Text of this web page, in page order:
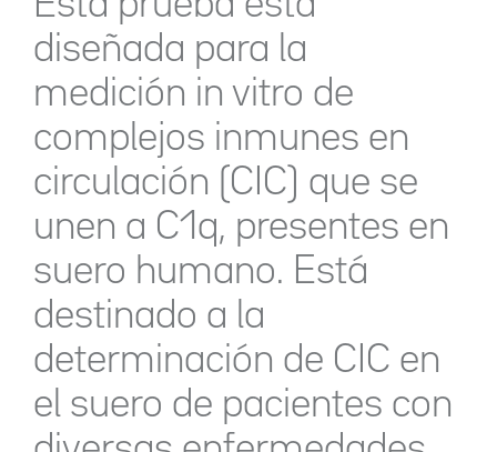
diseñada para la
medición in vitro de
complejos inmunes en
circulación (CIC) que se
unen a C1q, presentes en
suero humano. Está
destinado a la
determinación de CIC en
el suero de pacientes con